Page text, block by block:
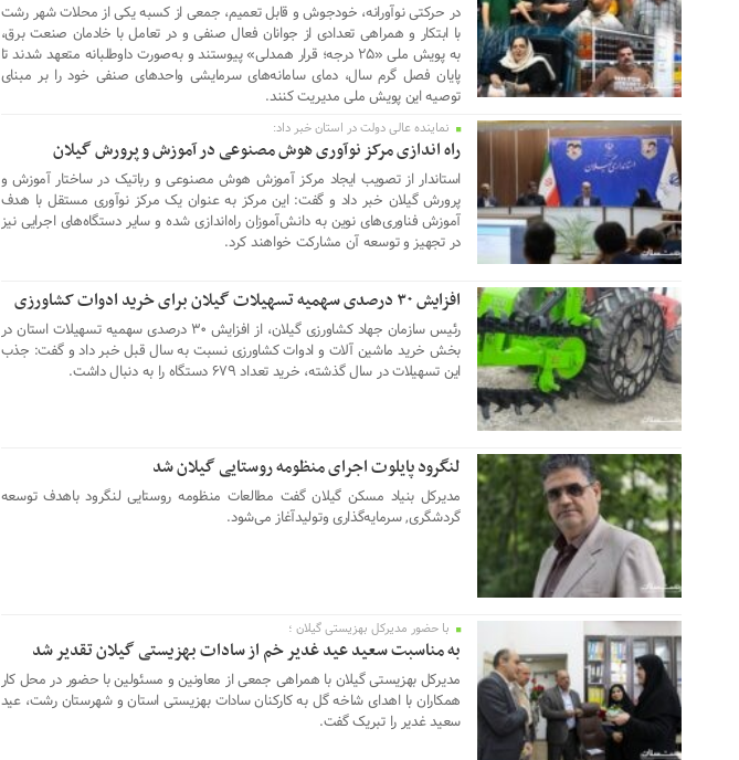
در حرکتی نوآورانه، خودجوش و قابل تعمیم، جمعی از کسبه یکی از محلات شهر رشت
با ابتکار و همراهی تعدادی از جوانان فعال صنفی و در تعامل با خادمان صنعت برق،
به پویش ملی «۲۵ درجه؛ قرار همدلی» پیوستند و به‌صورت داوطلبانه متعهد شدند تا
پایان فصل گرم سال، دمای سامانه‌های سرمایشی واحدهای صنفی خود را بر مبنای
توصیه این پویش ملی مدیریت کنند.
06 ژوئن 2026
نماینده عالی دولت در استان خبر داد:
راه اندازی مرکز نوآوری هوش مصنوعی در آموزش و پرورش گیلان
استاندار از تصویب ایجاد مرکز آموزش هوش مصنوعی و رباتیک در ساختار آموزش و
پرورش گیلان خبر داد و گفت: این مرکز به عنوان یک مرکز نوآوری مستقل با هدف
آموزش فناوری‌های نوین به دانش‌آموزان راه‌اندازی شده و سایر دستگاه‌های اجرایی نیز
در تجهیز و توسعه آن مشارکت خواهند کرد.
06 ژوئن 2026 افزایش ۳۰ درصدی سهمیه تسهیلات گیلان برای خرید ادوات کشاورزی
رئیس سازمان جهاد کشاورزی گیلان، از افزایش ۳۰ درصدی سهمیه تسهیلات استان در
بخش خرید ماشین آلات و ادوات کشاورزی نسبت به سال قبل خبر داد و گفت: جذب
این تسهیلات در سال گذشته، خرید تعداد ۶۷۹ دستگاه را به دنبال داشت.
06 ژوئن 2026 لنگرود پایلوت اجرای منظومه روستایی گیلان شد
مدیرکل بنیاد مسکن گیلان گفت مطالعات منظومه روستایی لنگرود باهدف توسعه
گردشگری, سرمایه‌گذاری وتولیدآغاز می‌شود.
06 ژوئن 2026
با حضور مدیرکل بهزیستی گیلان ؛
به مناسبت سعید عید غدیر خم از سادات بهزیستی گیلان تقدیر شد
مدیرکل بهزیستی گیلان با همراهی جمعی از معاونین و مسئولین با حضور در محل کار
همکاران با اهدای شاخه گل به کارکنان سادات بهزیستی استان و شهرستان رشت، عید
سعید غدیر را تبریک گفت.